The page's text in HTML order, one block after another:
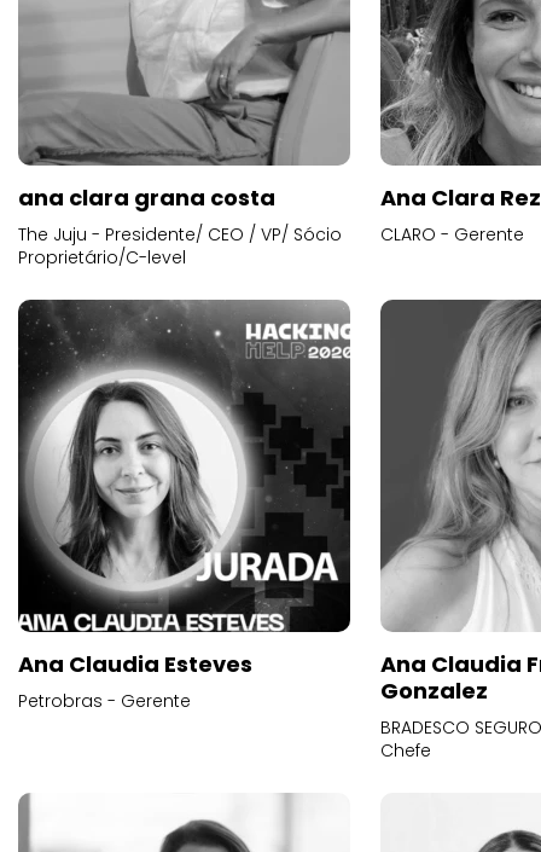
ana clara grana costa
The Juju - Presidente/ CEO / VP/ Sócio
Proprietário/C-level
Ana Clara
CLARO - Gerente
Ana Claudia Esteves
Petrobras - Gerente
Ana Claudia
Gonzalez
BRADESCO
Chefe